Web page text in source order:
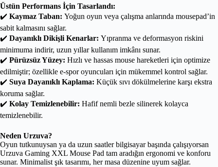
Üstün Performans İçin Tasarlandı:
✔️ Kaymaz Taban: Yoğun oyun veya çalışma anlarında mousepad’in
sabit kalmasını sağlar.
✔️ Dayanıklı Dikişli Kenarlar: Yıpranma ve deformasyon riskini
minimuma indirir, uzun yıllar kullanım imkânı sunar.
✔️ Pürüzsüz Yüzey: Hızlı ve hassas mouse hareketleri için optimize
edilmiştir; özellikle e-spor oyuncuları için mükemmel kontrol sağlar.
✔️ Suya Dayanıklı Kaplama: Küçük sıvı dökülmelerine karşı ekstra
koruma sağlar.
✔️ Kolay Temizlenebilir: Hafif nemli bezle silinerek kolayca
temizlenebilir.
Neden Urzuva?
Oyun tutkunuysan ya da uzun saatler bilgisayar başında çalışıyorsan
Urzuva Gaming XXL Mouse Pad tam aradığın ergonomi ve konforu
sunar. Minimalist şık tasarımı, her masa düzenine uyum sağlar.